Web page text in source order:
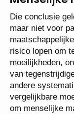
Die conclusie
maar niet voor
risico lopen om
moeilijkheden,
van
andere
vergelijkbare
om menselijke